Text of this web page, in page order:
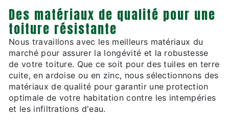
Des matériaux de qualité pour une
toiture résistante
Nous travaillons avec les meilleurs matériaux du
marché pour assurer la longévité et la robustesse
de votre toiture. Que ce soit pour des tuiles en terre
cuite, en ardoise ou en zinc, nous sélectionnons des
matériaux de qualité pour garantir une protection
optimale de votre habitation contre les intempéries
et les infiltrations d'eau.